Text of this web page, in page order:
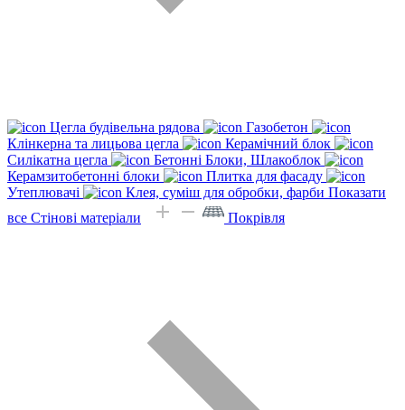
Цегла будівельна рядова
Газобетон
Клінкерна та лицьова цегла
Керамічний блок
Силікатна цегла
Бетонні Блоки, Шлакоблок
Керамзитобетонні блоки
Плитка для фасаду
Утеплювачі
Клея, суміш для обробки, фарби Показати
все Стінові матеріали
Покрівля